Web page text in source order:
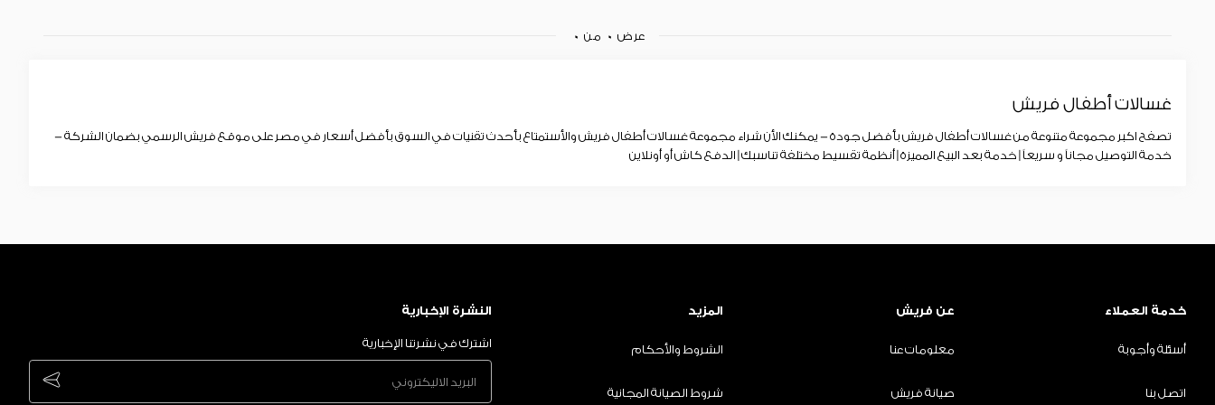
عرض 0 من 0
غسالات أطفال فريش
تصفح اكبر مجموعة متنوعة من غسالات أطفال فريش بأفضل جودة - يمكنك الأن شراء مجموعة غسالات أطفال فريش والأستمتاع بأحدث تقنيات في السوق بأفضل أسعار في مصر على موقع فريش الرسمي بضمان الشركة -
خدمة التوصيل مجاناً و سريعاً | خدمة بعد البيع المميزة | أنظمة تقسيط مختلفة تناسبك | الدفع كاش أو أونلاين
خدمة العملاء
أسئلة وأجوبة
اتصل بنا
عن فريش
معلومات عنا
صيانة فريش
المزيد
الشروط والأحكام
شروط الصيانة المجانية
النشرة الإخبارية
اشترك في نشرتنا الإخبارية